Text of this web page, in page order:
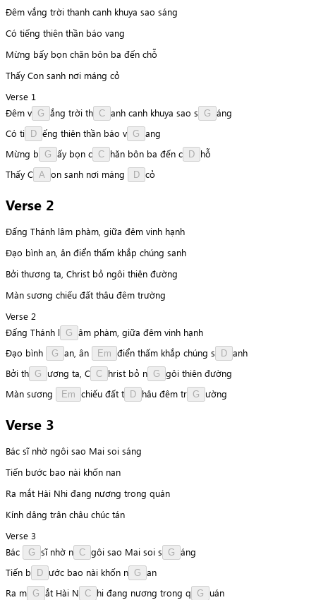
Đêm vắng trời thanh canh khuya sao sáng
Có tiếng thiên thần báo vang
Mừng bấy bọn chăn bôn ba đến chỗ
Thấy Con sanh nơi máng cỏ
Verse 1
Đêm v G ắng trời th C anh canh khuya sao s G áng
Có ti D ếng thiên thần báo v G ang
Mừng b G ấy bọn c C hăn bôn ba đến c D hỗ
Thấy C A on sanh nơi máng D cỏ
Verse 2
Đấng Thánh lâm phàm, giữa đêm vinh hạnh
Đạo bình an, ân điển thấm khắp chúng sanh
Bởi thương ta, Christ bỏ ngôi thiên đường
Màn sương chiếu đất thâu đêm trường
Verse 2
Đấng Thánh l G âm phàm, giữa đêm vinh hạnh
Đạo bình G an ân Em điển thấm khắp chúng s D anh
Bởi th G ương ta, C C hrist bỏ n G gôi thiên đường
Màn sương Em chiếu đất t D hâu đêm tr G ường
Verse 3
Bác sĩ nhờ ngôi sao Mai soi sáng
Tiến bước bao nài khốn nan
Ra mắt Hài Nhi đang nương trong quán
Kính dâng trân châu chúc tán
Verse 3
Bác
G sĩ nhờ n C gôi sao Mai soi s G áng
Tiến b D ước bao nài khốn n G an
Ra m G ắt Hài N C hi đang nương trong q G uán